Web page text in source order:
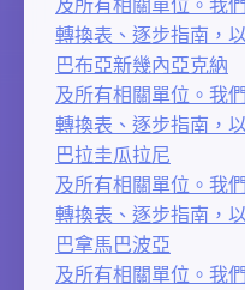
轉換表、逐步指南，
巴布亞新幾內亞克納
及所有相關單位。我
轉換表、逐步指南，
巴拉圭瓜拉尼
及所有相關單位。我
轉換表、逐步指南，
巴拿馬巴波亞
及所有相關單位。我